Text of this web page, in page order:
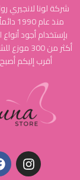
شركة لونا لانجيري
منذ
بإستخدام أجود
أكثر من
أقرب إليكم